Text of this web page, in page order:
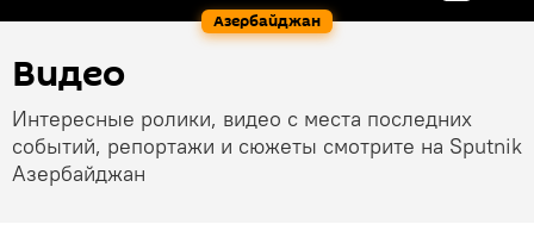
Азербайджан
Видео
Интересные ролики, видео с места последних
событий, репортажи и сюжеты смотрите на Sputnik
Азербайджан